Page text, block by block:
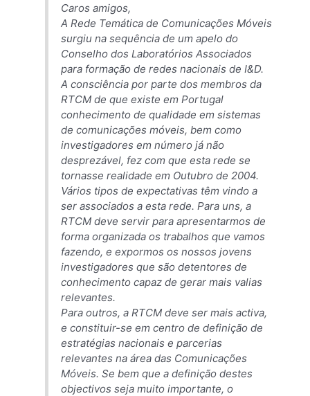
Caros amigos,
A Rede Temática de Comunicações Móveis
surgiu na sequência de um apelo do
Conselho dos Laboratórios Associados
para formação de redes nacionais de I&D.
A consciência por parte dos membros da
RTCM de que existe em Portugal
conhecimento de qualidade em sistemas
de comunicações móveis, bem como
investigadores em número já não
desprezável, fez com que esta rede se
tornasse realidade em Outubro de 2004.
Vários tipos de expectativas têm vindo a
ser associados a esta rede. Para uns, a
RTCM deve servir para apresentarmos de
forma organizada os trabalhos que vamos
fazendo, e expormos os nossos jovens
investigadores que são detentores de
conhecimento capaz de gerar mais valias
relevantes.
Para outros, a RTCM deve ser mais activa,
e constituir-se em centro de definição de
estratégias nacionais e parcerias
relevantes na área das Comunicações
Móveis. Se bem que a definição destes
objectivos seja muito importante, o